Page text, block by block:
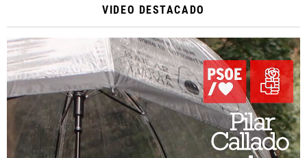
VIDEO DESTACADO
Reproductor
de
vídeo